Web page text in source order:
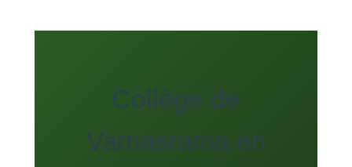
Collège de
Varnasrama en